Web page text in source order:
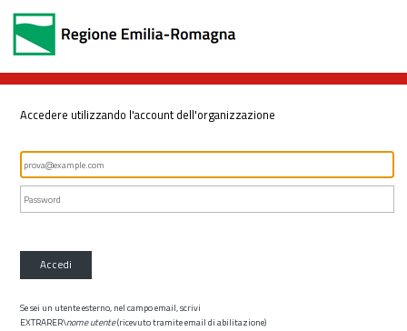
Accedere utilizzando l'account dell'organizzazione
Accedi
Se sei un utente esterno, nel campo email, scrivi
EXTRARER\nome utente(ricevuto tramite email di abilitazione)